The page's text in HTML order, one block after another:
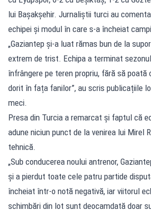
lui Bașakșehir. Jurnaliștii turci au
echipei și modul în care s-a încheiat
„Gaziantep și-a luat rămas bun de la
extrem de trist. Echipa a terminat
înfrângere pe teren propriu, fără să
dorit în fața fanilor”, au scris publicațiile
meci.
Presa din Turcia a remarcat și faptul că
adune niciun punct de la venirea lui Mirel
tehnică.
„Sub conducerea noului antrenor,
și a pierdut toate cele patru partide
încheiat într-o notă negativă, iar viitorul
schimbări din lot sunt deocamdată doar